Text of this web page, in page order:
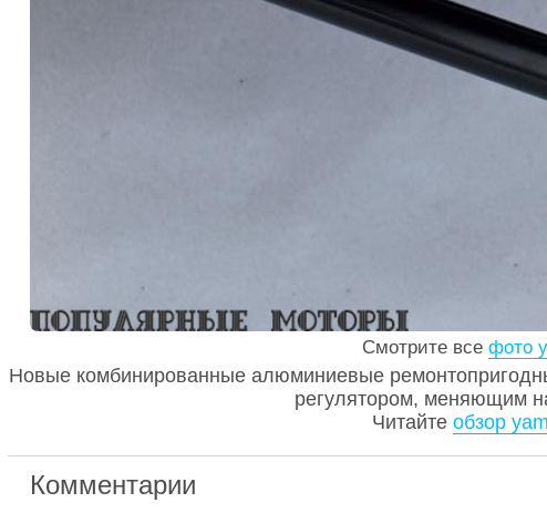
Смотрите все фото
Новые комбинированные алюминиевые
регулятором, меняющим
Читайте обзор
Комментарии